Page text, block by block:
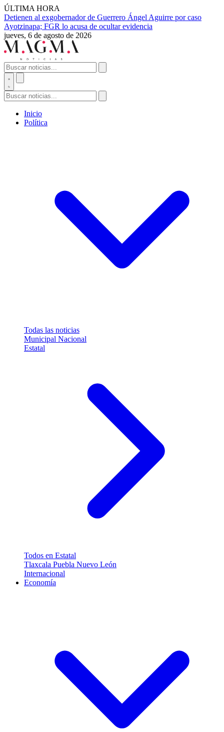
ÚLTIMA HORA
Detienen al exgobernador de Guerrero Ángel Aguirre por caso
Ayotzinapa; FGR lo acusa de ocultar evidencia
jueves, 6 de agosto de 2026
Inicio
Política
Todas las noticias
Municipal Nacional
Estatal
Todos en Estatal
Tlaxcala Puebla Nuevo León
Internacional
Economía